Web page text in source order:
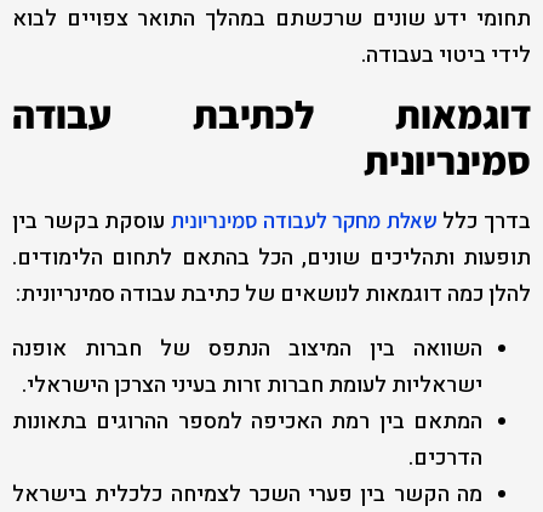
תחומי ידע שונים שרכשתם במהלך התואר צפויים לבוא
לידי ביטוי בעבודה.
דוגמאות לכתיבת עבודה
סמינריונית
בדרך כלל שאלת מחקר לעבודה סמינריונית עוסקת בקשר בין
תופעות ותהליכים שונים, הכל בהתאם לתחום הלימודים.
להלן כמה דוגמאות לנושאים של כתיבת עבודה סמינריונית:
השוואה בין המיצוב הנתפס של חברות אופנה
ישראליות לעומת חברות זרות בעיני הצרכן הישראלי.
המתאם בין רמת האכיפה למספר ההרוגים בתאונות
הדרכים.
מה הקשר בין פערי השכר לצמיחה כלכלית בישראל